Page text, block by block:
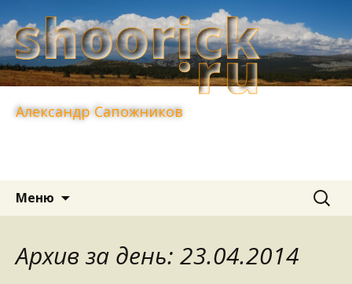
Александр Сапожников
Меню Найти:
Архив за день: 23.04.2014